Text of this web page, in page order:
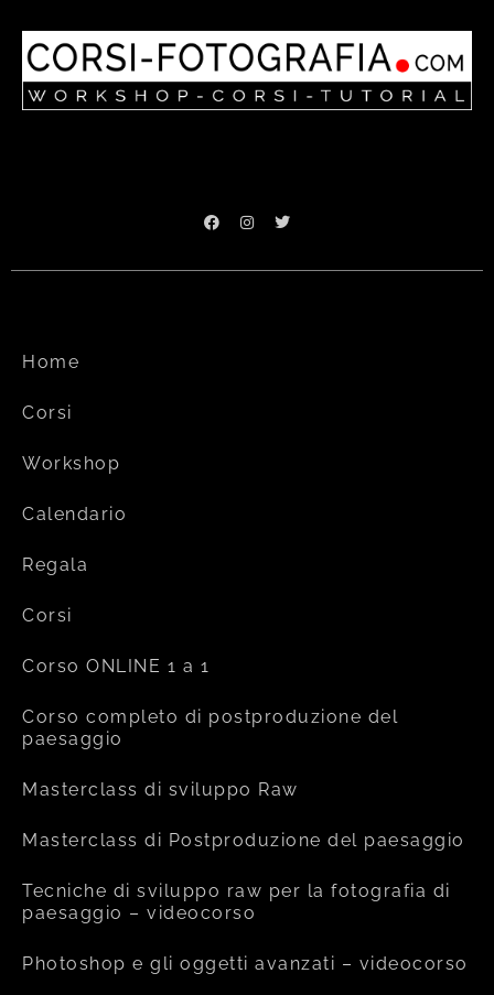
Home
Corsi
Workshop
Calendario
Regala
Corsi
Corso ONLINE 1 a 1
Corso completo di postproduzione del
paesaggio
Masterclass di sviluppo Raw
Masterclass di Postproduzione del paesaggio
Tecniche di sviluppo raw per la fotografia di
paesaggio – videocorso
Photoshop e gli oggetti avanzati – videocorso